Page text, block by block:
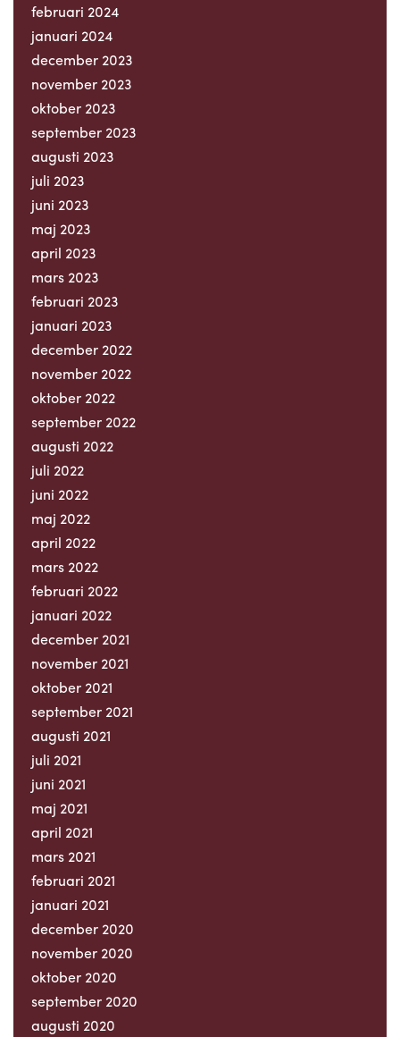
februari 2024
januari 2024
december 2023
november 2023
oktober 2023
september 2023
augusti 2023
juli 2023
juni 2023
maj 2023
april 2023
mars 2023
februari 2023
januari 2023
december 2022
november 2022
oktober 2022
september 2022
augusti 2022
juli 2022
juni 2022
maj 2022
april 2022
mars 2022
februari 2022
januari 2022
december 2021
november 2021
oktober 2021
september 2021
augusti 2021
juli 2021
juni 2021
maj 2021
april 2021
mars 2021
februari 2021
januari 2021
december 2020
november 2020
oktober 2020
september 2020
augusti 2020